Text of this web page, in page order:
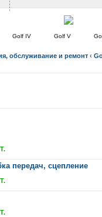
Golf IV Golf V
обслуживание и ремонт ‹
передач, сцепление